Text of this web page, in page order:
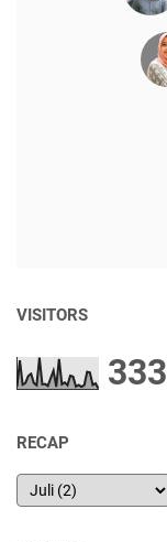
VISITORS
333
RECAP